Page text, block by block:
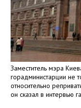
Заместитель мэра
горадминистарции не
относительно
он сказал в интервью